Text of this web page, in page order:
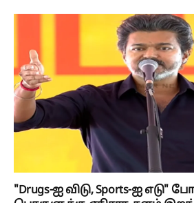
"Drugs-ஐ விடு, Sports-ஐ எடு"